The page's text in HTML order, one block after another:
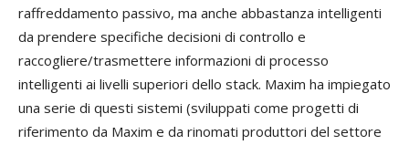
raffreddamento passivo, ma anche abbastanza intelligenti
da prendere specifiche decisioni di controllo e
raccogliere/trasmettere informazioni di processo
intelligenti ai livelli superiori dello stack. Maxim ha impiegato
una serie di questi sistemi (sviluppati come progetti di
riferimento da Maxim e da rinomati produttori del settore